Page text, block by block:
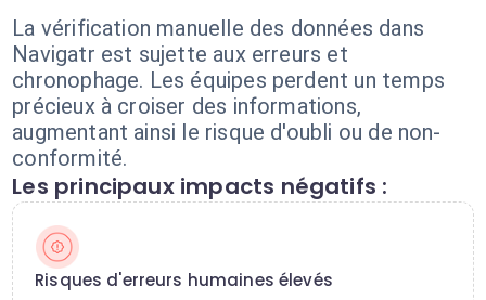
La vérification manuelle des données dans
Navigatr est sujette aux erreurs et
chronophage. Les équipes perdent un temps
précieux à croiser des informations,
augmentant ainsi le risque d'oubli ou de non-
conformité.
Les principaux impacts négatifs :
Risques d'erreurs humaines élevés